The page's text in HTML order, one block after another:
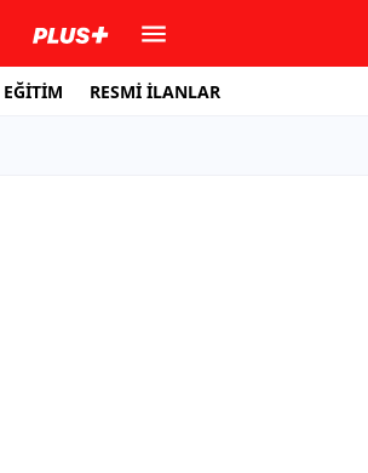
EĞİTİM RESMİ İLANLAR